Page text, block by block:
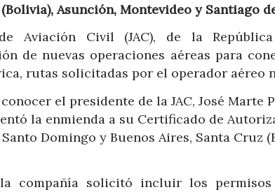
Asunción, Montevideo y Santiago
Aviación Civil (JAC), de la
de nuevas operaciones aéreas para
rutas solicitadas por el operador aéreo
el presidente de la JAC, José
la enmienda a su Certificado de
Domingo y Buenos Aires, Santa Cruz
la compañía solicitó incluir los